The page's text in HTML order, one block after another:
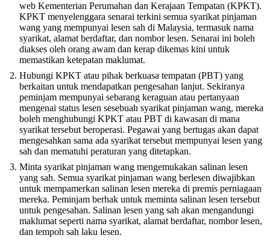
web Kementerian Perumahan dan Kerajaan Tempatan (KPKT).
KPKT menyelenggara senarai terkini semua syarikat pinjaman
wang yang mempunyai lesen sah di Malaysia, termasuk nama
syarikat, alamat berdaftar, dan nombor lesen. Senarai ini boleh
diakses oleh orang awam dan kerap dikemas kini untuk
memastikan ketepatan maklumat.
Hubungi KPKT atau pihak berkuasa tempatan (PBT) yang
berkaitan untuk mendapatkan pengesahan lanjut. Sekiranya
peminjam mempunyai sebarang keraguan atau pertanyaan
mengenai status lesen sesebuah syarikat pinjaman wang, mereka
boleh menghubungi KPKT atau PBT di kawasan di mana
syarikat tersebut beroperasi. Pegawai yang bertugas akan dapat
mengesahkan sama ada syarikat tersebut mempunyai lesen yang
sah dan mematuhi peraturan yang ditetapkan.
Minta syarikat pinjaman wang mengemukakan salinan lesen
yang sah. Semua syarikat pinjaman wang berlesen diwajibkan
untuk mempamerkan salinan lesen mereka di premis perniagaan
mereka. Peminjam berhak untuk meminta salinan lesen tersebut
untuk pengesahan. Salinan lesen yang sah akan mengandungi
maklumat seperti nama syarikat, alamat berdaftar, nombor lesen,
dan tempoh sah laku lesen.